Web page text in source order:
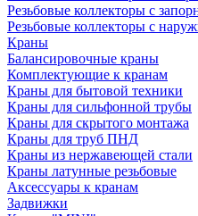
Резьбовые коллекторы с
Резьбовые коллекторы с
Краны
Балансировочные краны
Комплектующие к кранам
Краны для бытовой техники
Краны для сильфонной трубы
Краны для скрытого монтажа
Краны для труб ПНД
Краны из нержавеющей стали
Краны латунные резьбовые
Аксессуары к кранам
Задвижки